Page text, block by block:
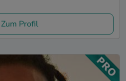
Zum Profil